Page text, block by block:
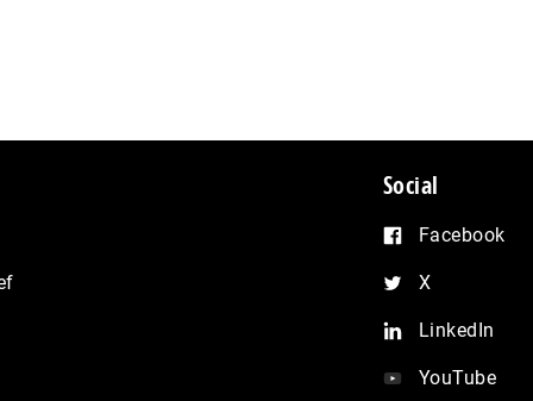
Social
Facebook
X
LinkedIn
YouTube